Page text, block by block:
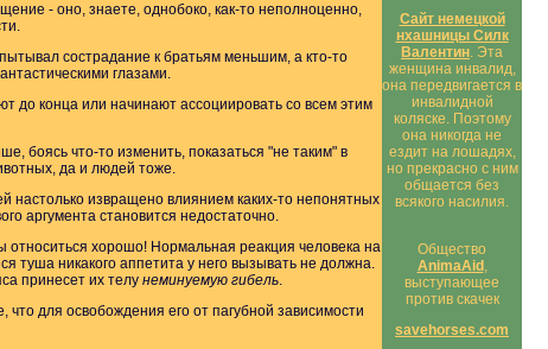
- оно, знаете, однобоко, как-то неполноценно,
сострадание к братьям меньшим, а кто-то
глазами.
до конца или начинают ассоциировать со всем этим
боясь что-то изменить, показаться "не таким" в
да и людей тоже.
настолько извращено влиянием каких-то непонятных
аргумента становится недостаточно.
относиться хорошо! Нормальная реакция человека на
туша никакого аппетита у него вызывать не должна.
принесет их телу неминуемую гибель.
для освобождения его от пагубной зависимости
Сайт немецкой
нхашницы Силк
Валентин. Эта
женщина инвалид,
она передвигается в
инвалидной
коляске. Поэтому
она никогда не
ездит на лошадях,
но прекрасно с ним
общается без
всякого насилия.
Общество
AnimaAid ,
выступающее
против скачек
savehorses.com